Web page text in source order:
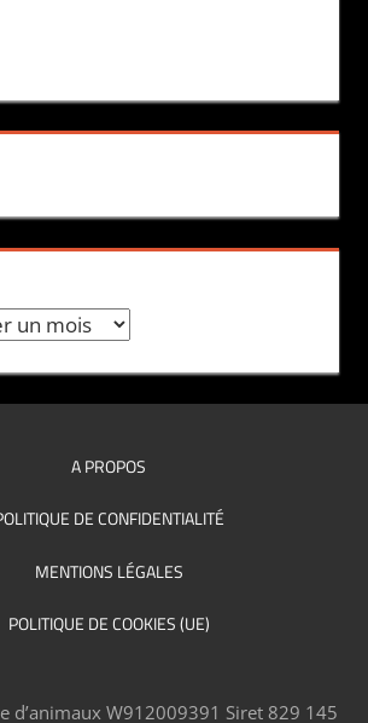
A PROPOS
DE CONFIDENTIALITÉ
MENTIONS LÉGALES
POLITIQUE DE COOKIES (UE)
d’animaux W912009391 Siret 829 145